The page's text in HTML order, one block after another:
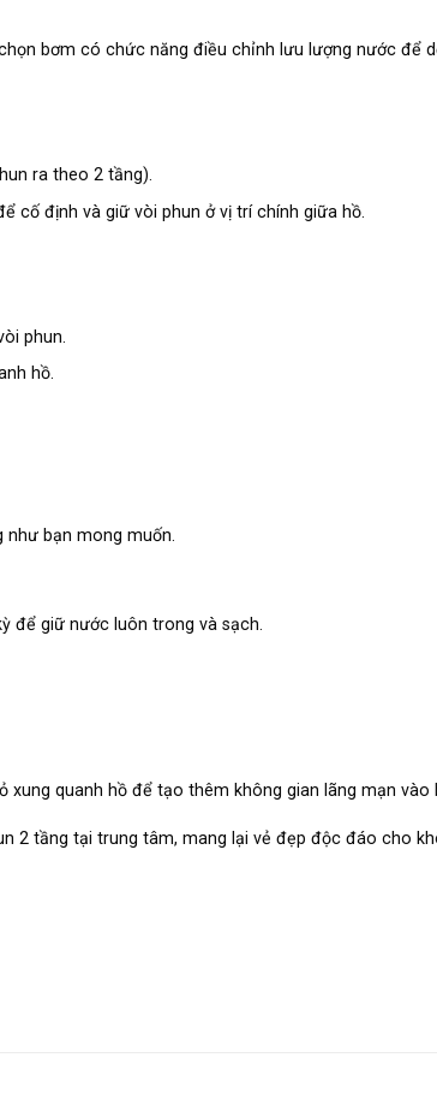
bơm có chức năng điều chỉnh lưu lượng nước để
ra theo 2 tầng).
cố định và giữ vòi phun ở vị trí chính giữa hồ.
phun.
hồ.
bạn mong muốn.
để giữ nước luôn trong và sạch.
quanh hồ để tạo thêm không gian lãng mạn vào
2 tầng tại trung tâm, mang lại vẻ đẹp độc đáo cho